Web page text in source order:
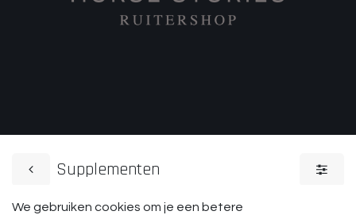
Supplementen
We gebruiken cookies om je een betere